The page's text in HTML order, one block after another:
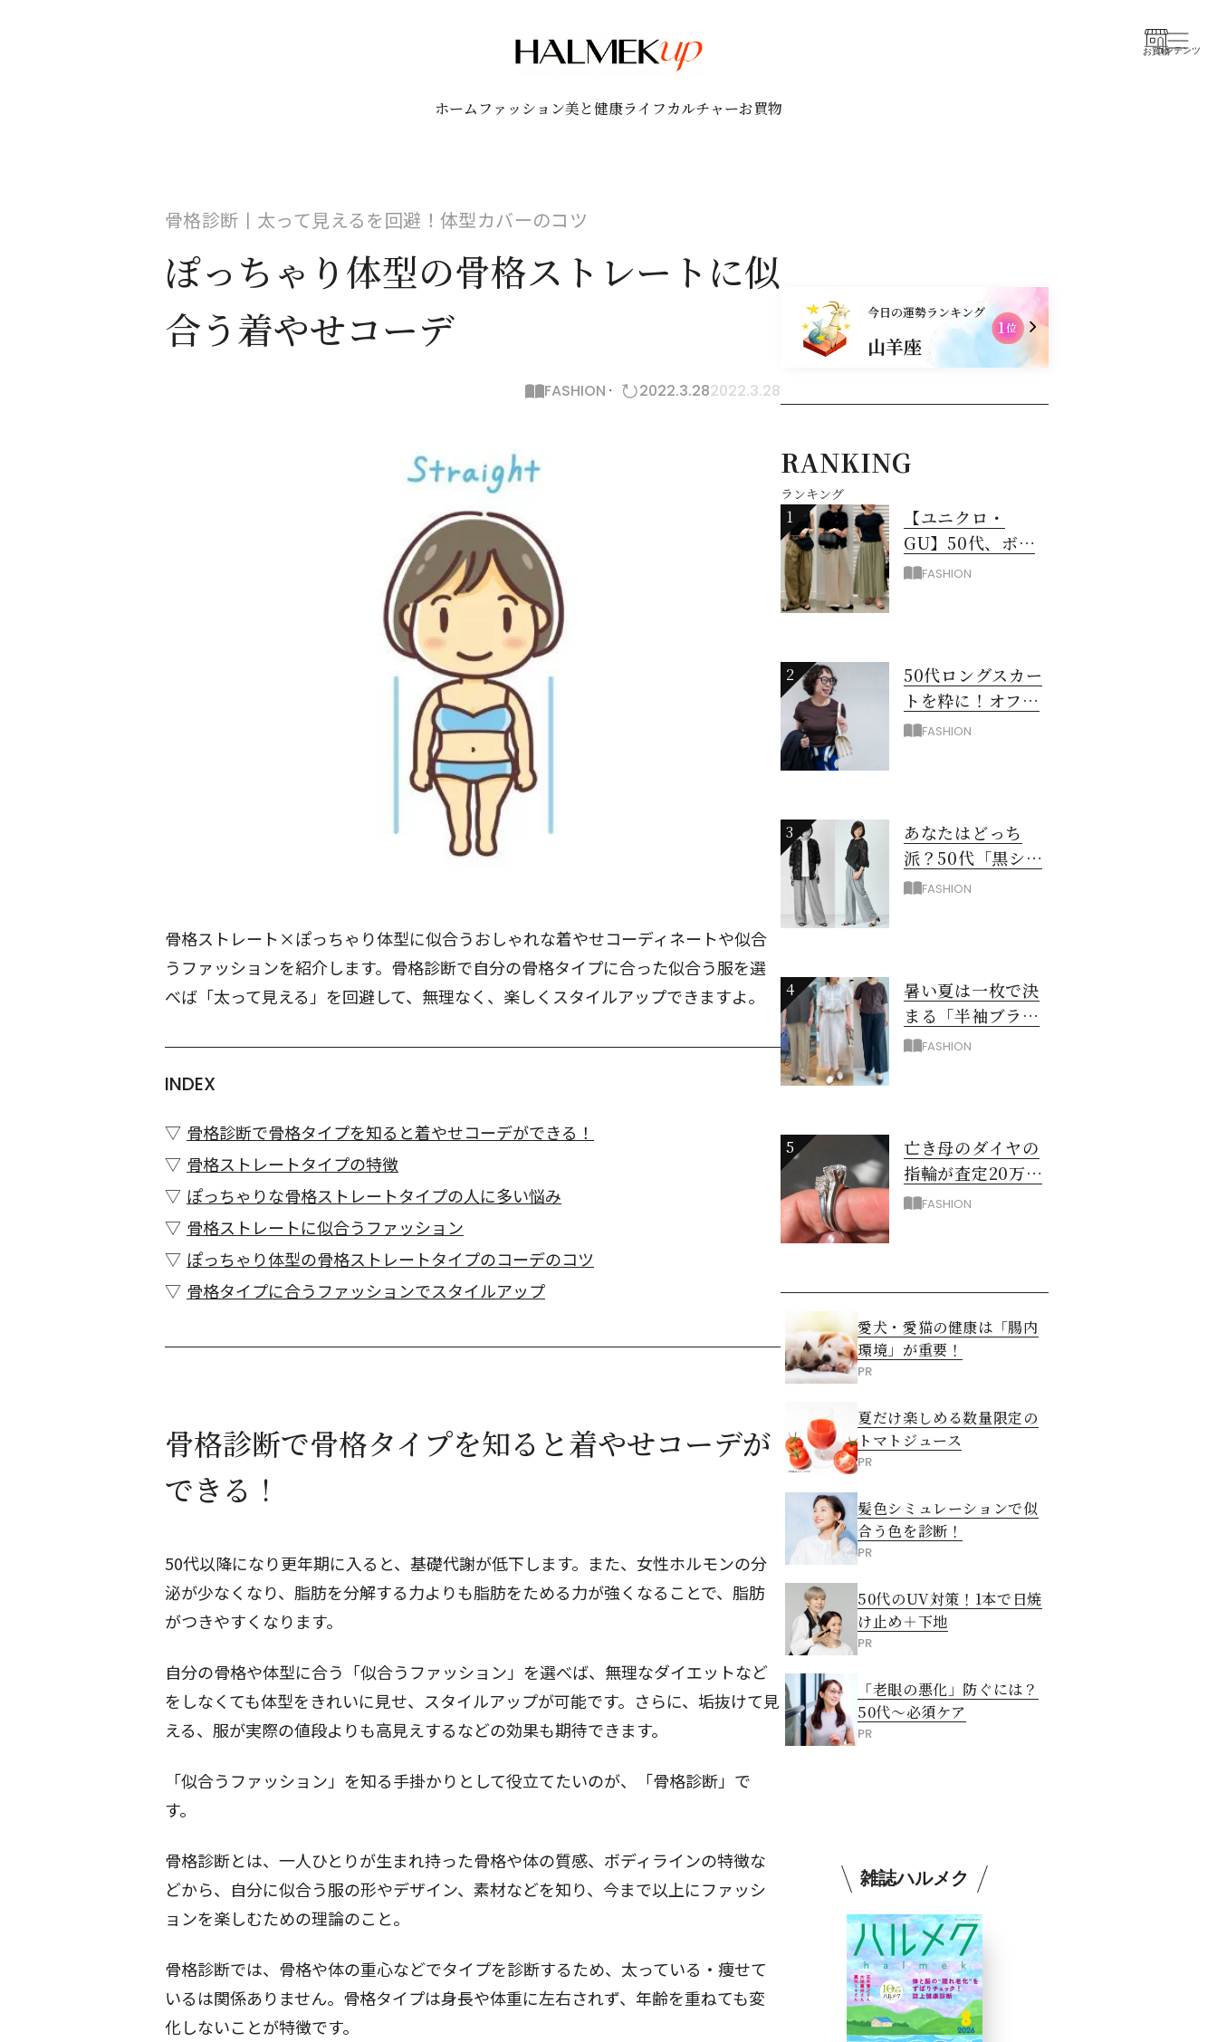
お買物コンテンツ
ホーム ファッション美と健康ライフカルチャーお買物
骨格診断丨太って見えるを回避！体型カバーのコツ
ぽっちゃり体型の骨格ストレートに似
合う着やせコーデ
FASHION 2022.3.282022.3.28
骨格ストレート×ぽっちゃり体型に似合うおしゃれな着やせコーディネートや似合
うファッションを紹介します。骨格診断で自分の骨格タイプに合った似合う服を選
べば「太って見える」を回避して、無理なく、楽しくスタイルアップできますよ。
INDEX
骨格診断で骨格タイプを知ると着やせコーデができる！
骨格ストレートタイプの特徴
ぽっちゃりな骨格ストレートタイプの人に多い悩み
骨格ストレートに似合うファッション
ぽっちゃり体型の骨格ストレートタイプのコーデのコツ
骨格タイプに合うファッションでスタイルアップ
骨格診断で骨格タイプを知ると着やせコーデが
できる！
50代以降になり更年期に入ると、基礎代謝が低下します。また、女性ホルモンの分
泌が少なくなり、脂肪を分解する力よりも脂肪をためる力が強くなることで、脂肪
がつきやすくなります。
自分の骨格や体型に合う「似合うファッション」を選べば、無理なダイエットなど
をしなくても体型をきれいに見せ、スタイルアップが可能です。さらに、垢抜けて見
える、服が実際の値段よりも高見えするなどの効果も期待できます。
「似合うファッション」を知る手掛かりとして役立てたいのが、「骨格診断」で
す。
骨格診断とは、一人ひとりが生まれ持った骨格や体の質感、ボディラインの特徴な
どから、自分に似合う服の形やデザイン、素材などを知り、今まで以上にファッシ
ョンを楽しむための理論のこと。
骨格診断では、骨格や体の重心などでタイプを診断するため、太っている・痩せて
いるは関係ありません。骨格タイプは身長や体重に左右されず、年齢を重ねても変
化しないことが特徴です。
今日の運勢ランキング
山羊座
獅子座
1
2位
RANKING
ランキング
1
【ユニクロ・
GU】50代、ボト
ムスに迷ったら！
FASHION
2
50代ロングスカー
トを粋に！オフィ
ス＆お出掛けに映
FASHION
3
あなたはどっち
派？50代「黒シア
ー×ユニクロワイ
FASHION
4
暑い夏は一枚で決
まる「半袖ブラウ
ス＆シャツ」で時
FASHION
5
亡き母のダイヤの
指輪が査定20万…
売る？50代が出し
FASHION
愛犬・愛猫の健康は「腸内
環境」が重要！
PR
夏だけ楽しめる数量限定の
トマトジュース
PR
髪色シミュレーションで似
合う色を診断！
PR
50代のUV対策！1本で日焼
け止め＋下地
PR
「老眼の悪化」防ぐには？
50代～必須ケア
PR
雑誌ハルメク